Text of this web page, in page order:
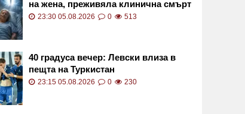
на жена, преживяла клинична смърт
23:30 05.08.2026 0 513
40 градуса вечер: Левски влиза в
пещта на Туркистан
23:15 05.08.2026 0 230